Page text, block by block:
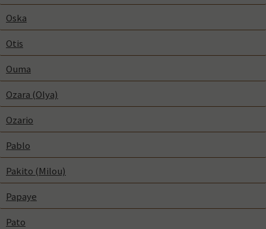
Oska
Otis
Ouma
Ozara (Olya)
Ozario
Pablo
Pakito (Milou)
Papaye
Pato